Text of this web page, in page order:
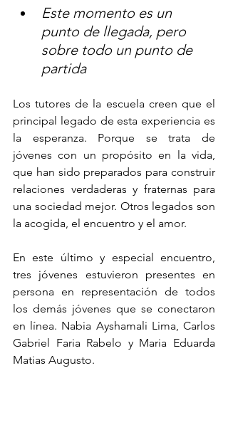
Este momento es un
punto de llegada, pero
sobre todo un punto de
partida
Los tutores de la escuela creen que el
principal legado de esta experiencia es
la esperanza. Porque se trata de
jóvenes con un propósito en la vida,
que han sido preparados para construir
relaciones verdaderas y fraternas para
una sociedad mejor. Otros legados son
la acogida, el encuentro y el amor.
En este último y especial encuentro,
tres jóvenes estuvieron presentes en
persona en representación de todos
los demás jóvenes que se conectaron
en línea. Nabia Ayshamali Lima, Carlos
Gabriel Faria Rabelo y Maria Eduarda
Matias Augusto.